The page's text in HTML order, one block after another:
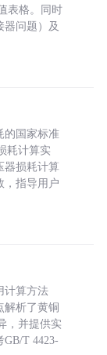
表格。同时
问题）及
的国家标准
耗计算实
器损耗计算
，指导用户
计算方法
解析了黄铜
，并提供实
T 4423-